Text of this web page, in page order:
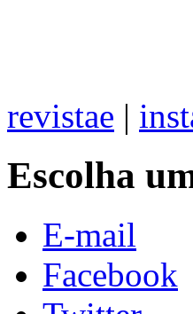
revistae |
Escolha
E-mail
Facebook